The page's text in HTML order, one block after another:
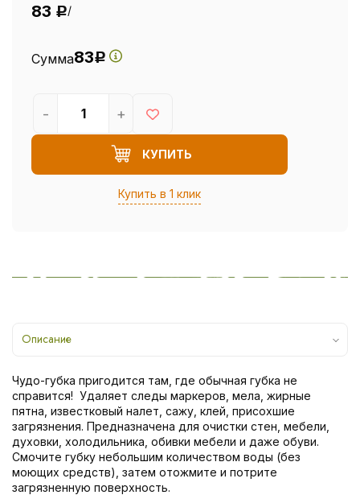
83 Р/
Сумма83Р
КУПИТЬ
Купить в 1 клик
- +
Описание
Чудо-губка пригодится там, где обычная губка не
справится! Удаляет следы маркеров, мела, жирные
пятна, известковый налет, сажу, клей, присохшие
загрязнения. Предназначена для очистки стен, мебели,
духовки, холодильника, обивки мебели и даже обуви.
Смочите губку небольшим количеством воды (без
моющих средств), затем отожмите и потрите
загрязненную поверхность.